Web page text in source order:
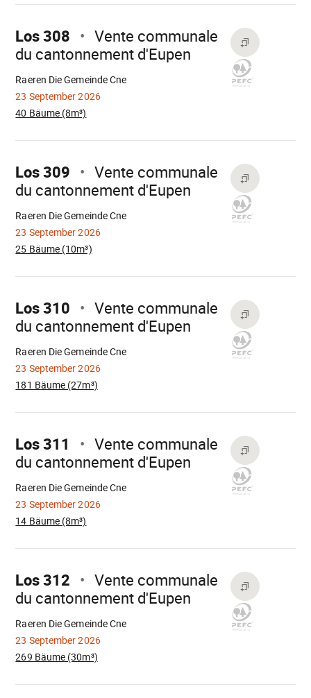
Mach
Los 308
Vente communale
du cantonnement d'Eupen
23 September 2026
Raeren Die Gemeinde Cne
40 Bäume (8m³)
Wird
Mach
Los 309
Vente communale
du cantonnement d'Eupen
23 September 2026
Raeren Die Gemeinde Cne
25 Bäume (10m³)
Wird
Mach
Los 310
Vente communale
du cantonnement d'Eupen
23 September 2026
Raeren Die Gemeinde Cne
181 Bäume (27m³)
Wird
Mach
Los 311
Vente communale
du cantonnement d'Eupen
23 September 2026
Raeren Die Gemeinde Cne
14 Bäume (8m³)
Wird
Mach
Los 312
Vente communale
du cantonnement d'Eupen
23 September 2026
Raeren Die Gemeinde Cne
269 Bäume (30m³)
Wird
Mach